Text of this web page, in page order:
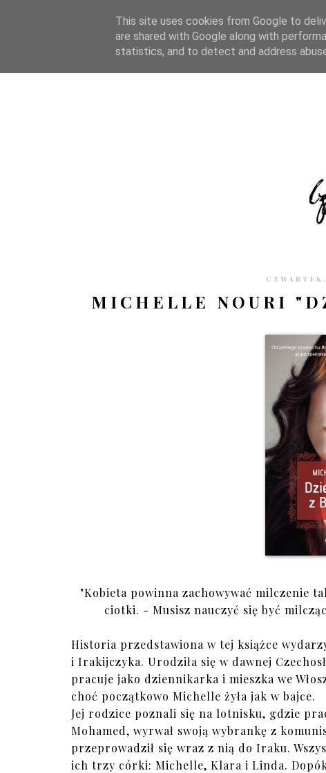
STRONA GŁÓWNA WSPÓŁPRACA RECENZJE O
MICHELLE NOURI
"Kobieta powinna zachowywać milczenie
ciotki. - Musisz nauczyć się być
Historia przedstawiona w tej książce
i Irakijczyka. Urodziła się w dawnej
pracuje jako dziennikarka i mieszka we
choć początkowo Michelle żyła jak w bajce.
Jej rodzice poznali się na lotnisku, gdzie
Mohamed, wyrwał swoją wybrankę z
przeprowadził się wraz z nią do Iraku.
ich trzy córki: Michelle, Klara i Linda.
This site uses cookies from Google to
are shared with Google along with
statistics, and to detect and address